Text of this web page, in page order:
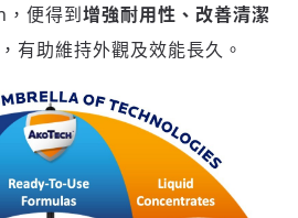
便得到增強耐用性、改善清潔
有助維持外觀及效能長久。